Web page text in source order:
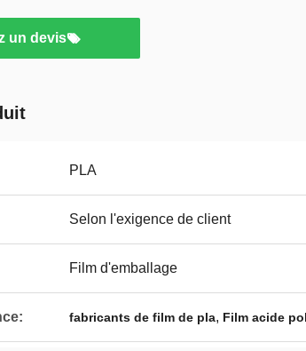
un devis
PLA
Selon l'exigence de client
Film d'emballage
fabricants de film de pla, Film acide